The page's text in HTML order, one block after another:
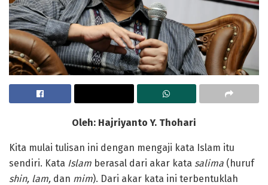
Oleh: Hajriyanto Y. Thohari
Kita mulai tulisan ini dengan mengaji kata Islam itu
sendiri. Kata Islam berasal dari akar kata salima (huruf
shin, lam, dan mim). Dari akar kata ini terbentuklah